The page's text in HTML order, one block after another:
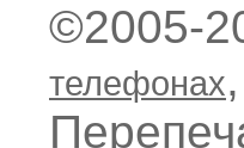
©2005-
телефонах